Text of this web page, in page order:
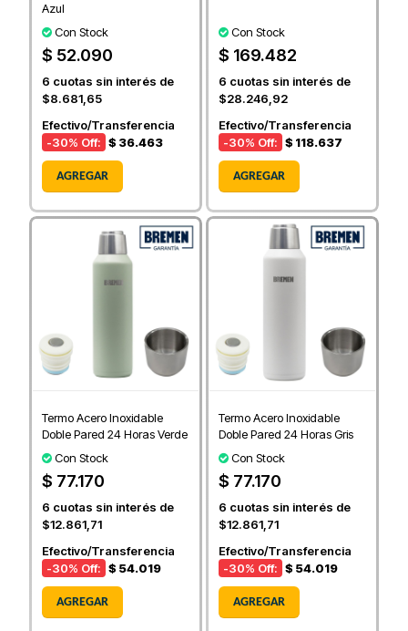
Azul
Con Stock
$ 52.090
6 cuotas sin interés de
$8.681,65
Efectivo/Transferencia
-30% Off: $ 36.463
AGREGAR
Con Stock
$ 169.482
6 cuotas sin interés de
$28.246,92
Efectivo/Transferencia
-30% Off: $ 118.637
AGREGAR
Termo Acero Inoxidable
Doble Pared 24 Horas Verde
Con Stock
$ 77.170
6 cuotas sin interés de
$12.861,71
Efectivo/Transferencia
-30% Off: $ 54.019
AGREGAR
Termo Acero Inoxidable
Doble Pared 24 Horas Gris
Con Stock
$ 77.170
6 cuotas sin interés de
$12.861,71
Efectivo/Transferencia
-30% Off: $ 54.019
AGREGAR